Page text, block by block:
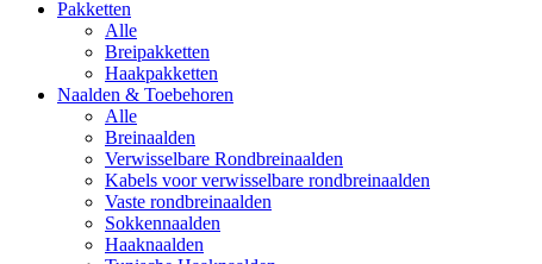
Pakketten
Alle
Breipakketten
Haakpakketten
Naalden & Toebehoren
Alle
Breinaalden
Verwisselbare Rondbreinaalden
Kabels voor verwisselbare rondbreinaalden
Vaste rondbreinaalden
Sokkennaalden
Haaknaalden